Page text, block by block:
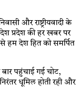
और राष्ट्रीयवादी के
प्रदेश की हर खबर पर
हम देश हित को समर्पित
बार पहुंचाई गई चोट,
धूमिल होती रही और